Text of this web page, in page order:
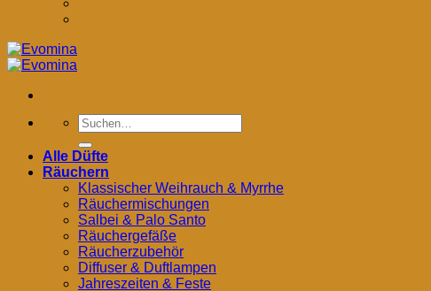
Suchen
nach:
Alle Düfte
Räuchern
Klassischer Weihrauch & Myrrhe
Räuchermischungen
Salbei & Palo Santo
Räuchergefäße
Räucherzubehör
Diffuser & Duftlampen
Jahreszeiten & Feste